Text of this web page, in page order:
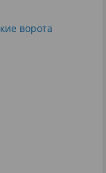
ворота